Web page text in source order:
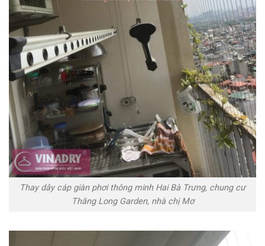
Thay dây cáp giàn phơi thông minh Hai Bà Trưng, chung cư
Thăng Long Garden, nhà chị Mơ